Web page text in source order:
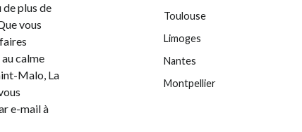
de plus de
vous
au calme
Malo, La
e-mail à
Toulouse
Limoges
Nantes
Montpellier